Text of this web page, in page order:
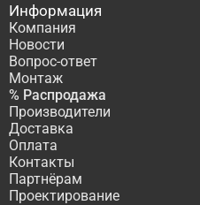
Информация
Компания
Новости
Вопрос-ответ
Монтаж
% Распродажа
Производители
Доставка
Оплата
Контакты
Партнёрам
Проектирование